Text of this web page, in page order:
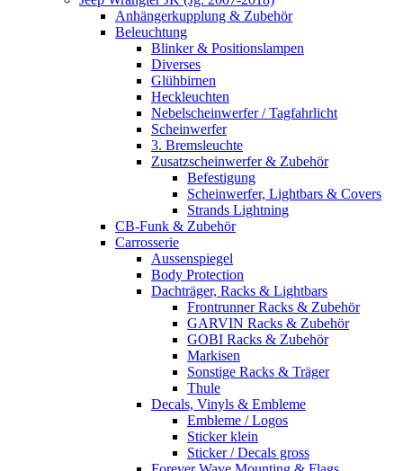
Anhängerkupplung & Zubehör
Beleuchtung
Blinker & Positionslampen
Diverses
Glühbirnen
Heckleuchten
Nebelscheinwerfer / Tagfahrlicht
Scheinwerfer
3. Bremsleuchte
Zusatzscheinwerfer & Zubehör
Befestigung
Scheinwerfer, Lightbars & Covers
Strands Lightning
CB-Funk & Zubehör
Carrosserie
Aussenspiegel
Body Protection
Dachträger, Racks & Lightbars
Frontrunner Racks & Zubehör
GARVIN Racks & Zubehör
GOBI Racks & Zubehör
Markisen
Sonstige Racks & Träger
Thule
Decals, Vinyls & Embleme
Embleme / Logos
Sticker klein
Sticker / Decals gross